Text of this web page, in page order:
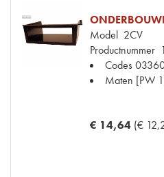
Model 2CV
Productnummer
Codes
Maten [PW
€ 14,64 (€